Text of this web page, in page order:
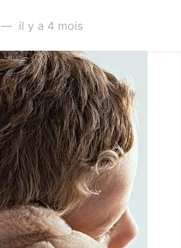
— il y a 4 mois